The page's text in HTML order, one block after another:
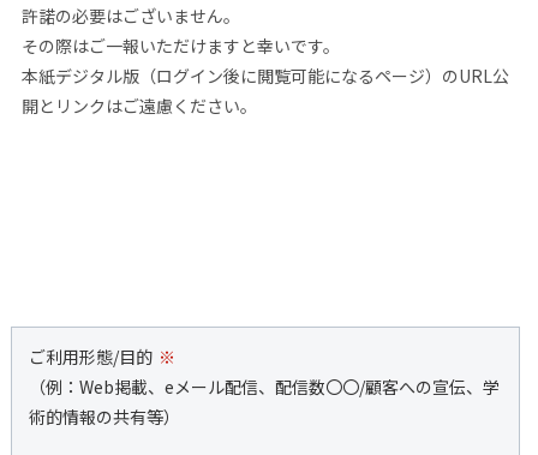
許諾の必要はございません。
その際はご一報いただけますと幸いです。
本紙デジタル版（ログイン後に閲覧可能になるページ）のURL公
開とリンクはご遠慮ください。
ご利用形態/目的 ※
（例：Web掲載、eメール配信、配信数〇〇/顧客への宣伝、学
術的情報の共有等）